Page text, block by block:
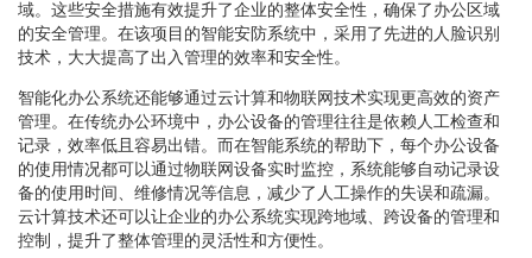
域。这些安全措施有效提升了企业的整体安全性，确保了办公区域
的安全管理。在该项目的智能安防系统中，采用了先进的人脸识别
技术，大大提高了出入管理的效率和安全性。
智能化办公系统还能够通过云计算和物联网技术实现更高效的资产
管理。在传统办公环境中，办公设备的管理往往是依赖人工检查和
记录，效率低且容易出错。而在智能系统的帮助下，每个办公设备
的使用情况都可以通过物联网设备实时监控，系统能够自动记录设
备的使用时间、维修情况等信息，减少了人工操作的失误和疏漏。
云计算技术还可以让企业的办公系统实现跨地域、跨设备的管理和
控制，提升了整体管理的灵活性和方便性。